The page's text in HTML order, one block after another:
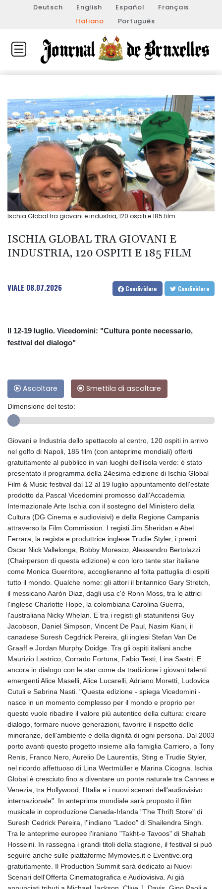
Deutsch English Español
Français
Italiano
Português
Ischia Global tra giovani e industria, 120 ospiti e 185 film
ISCHIA GLOBAL TRA GIOVANI E
INDUSTRIA, 120 OSPITI E 185 FILM
VIALE 08.07.2026 Condividere Condividere
Il 12-19 luglio. Vicedomini: "Cultura ponte necessario,
festival del dialogo"
Ascoltare Smettila di ascoltare
Dimensione del testo:
Giovani e Industria dello spettacolo al centro, 120 ospiti in arrivo
nel golfo di Napoli, 185 film (con anteprime mondiali) offerti
gratuitamente al pubblico in vari luoghi dell'isola verde: è stato
presentato il programma della 24esima edizione di Ischia Global
Film & Music festival dal 12 al 19 luglio appuntamento dell'estate
prodotto da Pascal Vicedomini promosso dall'Accademia
Internazionale Arte Ischia con il sostegno del Ministero della
Cultura (DG Cinema e audiovisivi) e della Regione Campania
attraverso la Film Commission. I registi Jim Sheridan e Abel
Ferrara, la regista e produttrice inglese Trudie Styler, i premi
Oscar Nick Vallelonga, Bobby Moresco, Alessandro Bertolazzi
(Chairperson di questa edizione) e con loro tante star italiane
come Monica Guerritore, accoglieranno al folta pattuglia di ospiti
tutto il mondo. Qualche nome: gli attori il britannico Gary Stretch,
il messicano Aarón Diaz, dagli usa c'è Ronn Moss, tra le attrici
l'inglese Charlotte Hope, la colombiana Carolina Guerra,
l'australiana Nicky Whelan. E tra i registi gli statunitensi Guy
Jacobson, Daniel Simpson, Vincent De Paul, Nasim Kiani, il
canadese Suresh Cegdrick Pereira, gli inglesi Stefan Van De
Graaff e Jordan Murphy Doidge. Tra gli ospiti italiani anche
Maurizio Lastrico, Corrado Fortuna, Fabio Testi, Lina Sastri. E
ancora in dialogo con le star come da tradizione i giovani talenti
emergenti Alice Maselli, Alice Lucarelli, Adriano Moretti, Ludovica
Cutuli e Sabrina Nasti. "Questa edizione - spiega Vicedomini -
nasce in un momento complesso per il mondo e proprio per
questo vuole ribadire il valore più autentico della cultura: creare
dialogo, formare nuove generazioni, favorire il rispetto delle
minoranze, dell'ambiente e della dignità di ogni persona. Dal 2003
porto avanti questo progetto insieme alla famiglia Carriero, a Tony
Renis, Franco Nero, Aurelio De Laurentiis, Sting e Trudie Styler,
nel ricordo affettuoso di Lina Wertmüller e Marina Cicogna. Ischia
Global è cresciuto fino a diventare un ponte naturale tra Cannes e
Venezia, tra Hollywood, l'Italia e i nuovi scenari dell'audiovisivo
internazionale". In anteprima mondiale sarà proposto il film
musicale in coproduzione Canada-Irlanda "The Thrift Store" di
Suresh Cedrick Pereira, l''indiano "Ladoo" di Shailendra Singh.
Tra le anteprime europee l'iraniano "Takht-e Tavoos" di Shahab
Hosseini. In rassegna i grandi titoli della stagione, il festival si può
seguire anche sulle piattaforme Mymovies.it e Eventive.org
gratuitamente. Il Production Summit sarà dedicato ai Nuovi
Scenari dell'Offerta Cinematografica e Audiovisiva. Ai già